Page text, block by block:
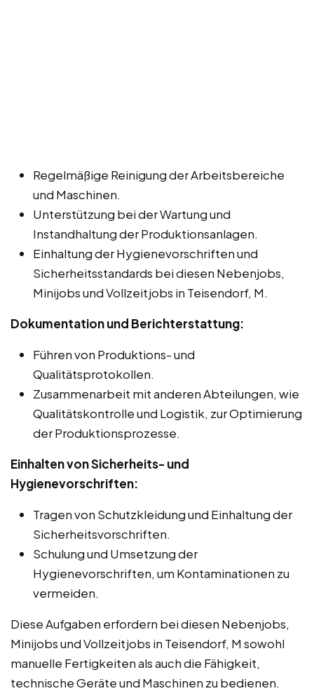
Regelmäßige Reinigung der Arbeitsbereiche
und Maschinen.
Unterstützung bei der Wartung und
Instandhaltung der Produktionsanlagen.
Einhaltung der Hygienevorschriften und
Sicherheitsstandards bei diesen Nebenjobs,
Minijobs und Vollzeitjobs in Teisendorf, M.
Dokumentation und Berichterstattung:
Führen von Produktions- und
Qualitätsprotokollen.
Zusammenarbeit mit anderen Abteilungen, wie
Qualitätskontrolle und Logistik, zur Optimierung
der Produktionsprozesse.
Einhalten von Sicherheits- und
Hygienevorschriften:
Tragen von Schutzkleidung und Einhaltung der
Sicherheitsvorschriften.
Schulung und Umsetzung der
Hygienevorschriften, um Kontaminationen zu
vermeiden.
Diese Aufgaben erfordern bei diesen Nebenjobs,
Minijobs und Vollzeitjobs in Teisendorf, M sowohl
manuelle Fertigkeiten als auch die Fähigkeit,
technische Geräte und Maschinen zu bedienen.